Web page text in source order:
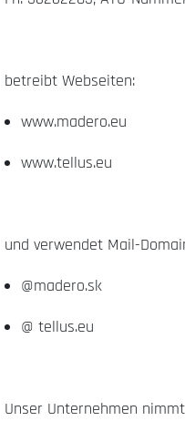
betreibt Webseiten:
www.madero.eu
www.tellus.eu
und verwendet Mail-
@madero.sk
@ tellus.eu
Unser Unternehmen